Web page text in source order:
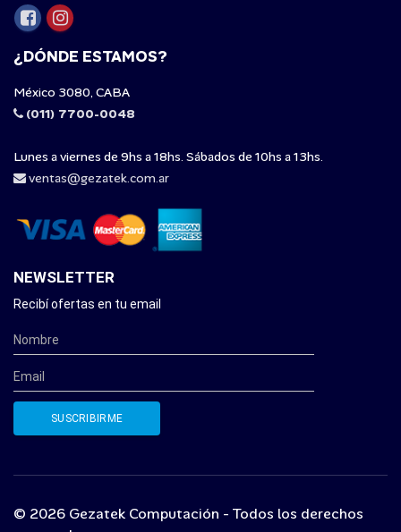
¿DÓNDE ESTAMOS?
México 3080, CABA
(011) 7700-0048
Lunes a viernes de 9hs a 18hs. Sábados de 10hs a 13hs.
ventas@gezatek.com.ar
NEWSLETTER
Recibí ofertas en tu email
© 2026 Gezatek Computación - Todos los derechos